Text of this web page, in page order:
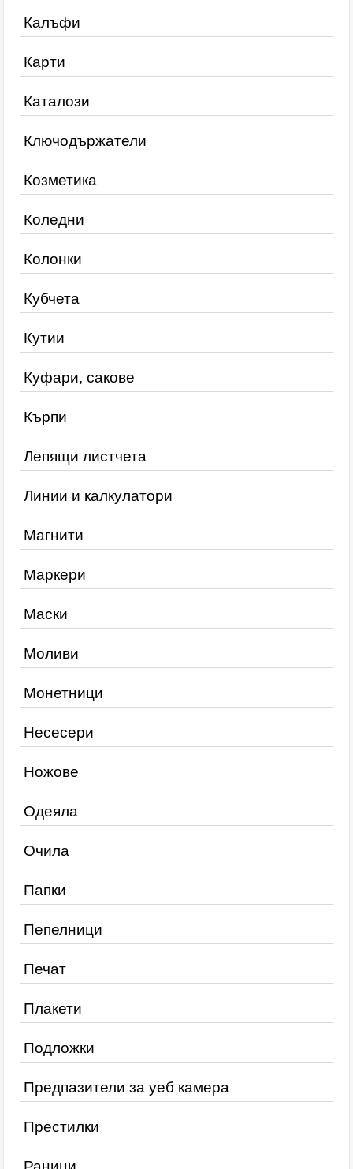
Калъфи
Карти
Каталози
Ключодържатели
Козметика
Коледни
Колонки
Кубчета
Кутии
Куфари, сакове
Кърпи
Лепящи листчета
Линии и калкулатори
Магнити
Маркери
Маски
Моливи
Монетници
Несесери
Ножове
Одеяла
Очила
Папки
Пепелници
Печат
Плакети
Подложки
Предпазители за уеб камера
Престилки